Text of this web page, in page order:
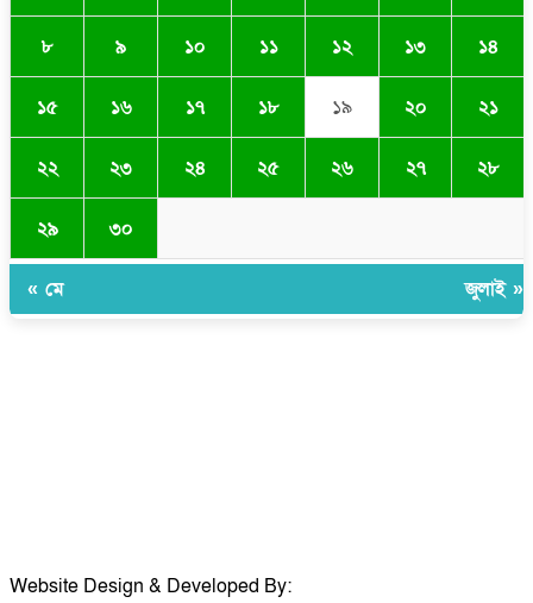
৮ ৯ ১০ ১১ ১২ ১৩ ১৪
১৫ ১৬ ১৭ ১৮ ১৯ ২০ ২১
২২ ২৩ ২৪ ২৫ ২৬ ২৭ ২৮
২৯ ৩০
« মে জুলাই »
Website Design & Developed By: